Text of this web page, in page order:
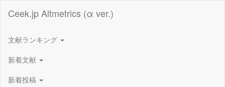
Ceek.jp Altmetrics (α ver.)
文献ランキング
新着文献
新着投稿